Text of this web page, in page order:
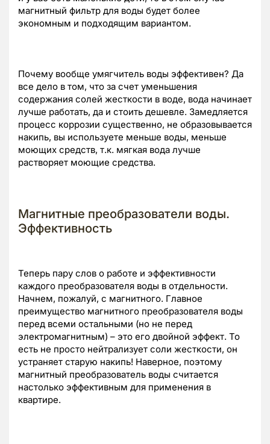
магнитный фильтр для воды будет более
экономным и подходящим вариантом.
Почему вообще умягчитель воды эффективен? Да
все дело в том, что за счет уменьшения
содержания солей жесткости в воде, вода начинает
лучше работать, да и стоить дешевле. Замедляется
процесс коррозии существенно, не образовывается
накипь, вы используете меньше воды, меньше
моющих средств, т.к. мягкая вода лучше
растворяет моющие средства.
Магнитные преобразователи воды.
Эффективность
Теперь пару слов о работе и эффективности
каждого преобразователя воды в отдельности.
Начнем, пожалуй, с магнитного. Главное
преимущество магнитного преобразователя воды
перед всеми остальными (но не перед
электромагнитным) – это его двойной эффект. То
есть не просто нейтрализует соли жесткости, он
устраняет старую накипь! Наверное, поэтому
магнитный преобразователь воды считается
настолько эффективным для применения в
квартире.